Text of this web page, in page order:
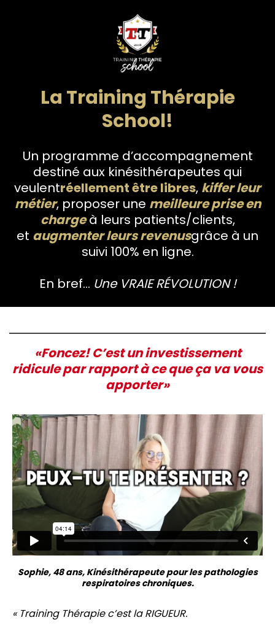
La Training Thérapie
School!
Un programme d’accompagnement
destiné aux kinésithérapeutes qui
veulentréellement être libres, kiffer leur
métier, proposer une meilleure prise en
chargeà leurs patients/clients,
et augmenter leurs revenusgrâce à un
suivi 100% en ligne.
En bref… Une VRAIE RÉVOLUTION !
«Foncez! C’est un investissement
ridicule par rapport à ce que ça va vous
apporter»
Sophie, 48 ans, Kinésithérapeute pour les pathologies
respiratoires chroniques.
« Training Thérapie c’est la RIGUEUR.